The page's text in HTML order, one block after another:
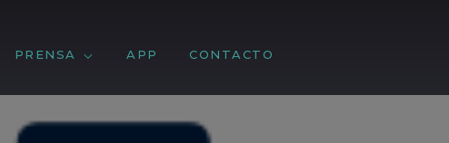
PRENSA APP CONTACTO